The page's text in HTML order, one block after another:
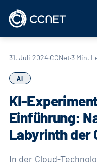
31. Juli 2024·CCNet·3 Min.
AI
KI-
Einführung:
Labyrinth der
In der Cloud-